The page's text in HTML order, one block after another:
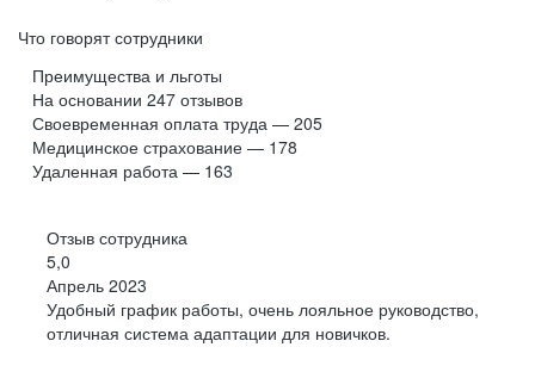
Что говорят сотрудники
Преимущества и льготы
На основании 247 отзывов
Своевременная оплата труда — 205
Медицинское страхование — 178
Удаленная работа — 163
Отзыв сотрудника
5,0
Апрель 2023
Удобный график работы, очень лояльное руководство,
отличная система адаптации для новичков.